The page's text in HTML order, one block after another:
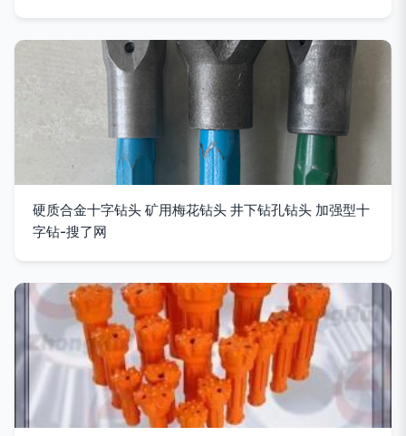
硬质合金十字钻头 矿用梅花钻头 井下钻孔钻头 加强型十
字钻-搜了网